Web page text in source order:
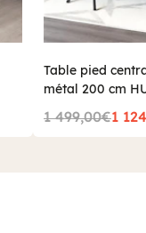
Table pied
métal 200 cm
1 499,00€1